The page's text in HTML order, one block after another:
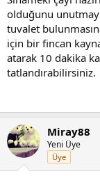
olduğunu
tuvalet
için bir fincan
atarak 10 dakika
tatlandırabilirsiniz.
Miray88
Yeni Üye
Üye